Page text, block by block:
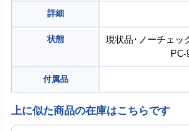
詳細
状態
現状品･ノーチェッ
PC-
付属品
上に似た商品の在庫はこちらです